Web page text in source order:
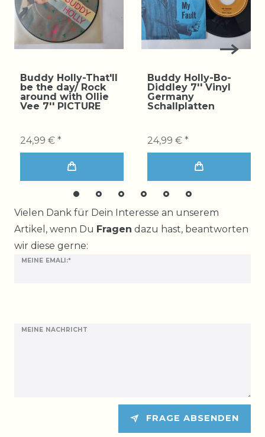
Buddy Holly-That'll
be the day/ Rock
around with Ollie
Vee 7'' PICTURE
24,99 € *
Buddy Holly-Bo-
Diddley 7'' Vinyl
Germany
Schallplatten
24,99 € *
Vielen Dank für Dein Interesse an unserem
Artikel, wenn Du Fragen dazu hast, beantworten
wir diese gerne:
MEINE EMALI:*
MEINE NACHRICHT
Ceres::Template.mailFormHoneypotLabel
FRAGE ABSENDEN